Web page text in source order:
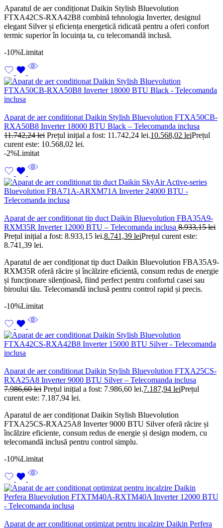
Aparatul de aer condiționat Daikin Stylish Bluevolution
FTXA42CS-RXA42B8 combină tehnologia Inverter, designul
elegant Silver și eficiența energetică ridicată pentru a oferi confort
termic superior în locuința ta, cu telecomandă inclusă.
-10%Limitat
Aparat de aer conditionat Daikin Stylish Bluevolution FTXA50CB-
RXA50B8 Inverter 18000 BTU Black – Telecomanda inclusa
11.742,24lei Prețul inițial a fost: 11.742,24 lei.10.568,02 leiPrețul
curent este: 10.568,02 lei.
-2%Limitat
Aparat de aer conditionat tip duct Daikin Bluevolution FBA35A9-
RXM35R Inverter 12000 BTU – Telecomanda inclusa 8.933,15lei
Prețul inițial a fost: 8.933,15 lei.8.741,39 leiPrețul curent este:
8.741,39 lei.
Aparatul de aer condiționat tip duct Daikin Bluevolution FBA35A9-
RXM35R oferă răcire și încălzire eficientă, consum redus de energie
și funcționare silențioasă, fiind perfect pentru confortul casei sau
biroului tău. Telecomandă inclusă pentru control rapid și precis.
-10%Limitat
Aparat de aer conditionat Daikin Stylish Bluevolution FTXA25CS-
RXA25A8 Inverter 9000 BTU Silver – Telecomanda inclusa
7.986,60lei Prețul inițial a fost: 7.986,60 lei.7.187,94 leiPrețul
curent este: 7.187,94 lei.
Aparatul de aer condiționat Daikin Stylish Bluevolution
FTXA25CS-RXA25A8 Inverter 9000 BTU Silver oferă răcire și
încălzire eficiente, consum redus de energie și design modern, cu
telecomandă inclusă pentru control simplu.
-10%Limitat
Aparat de aer conditionat optimizat pentru incalzire Daikin Perfera